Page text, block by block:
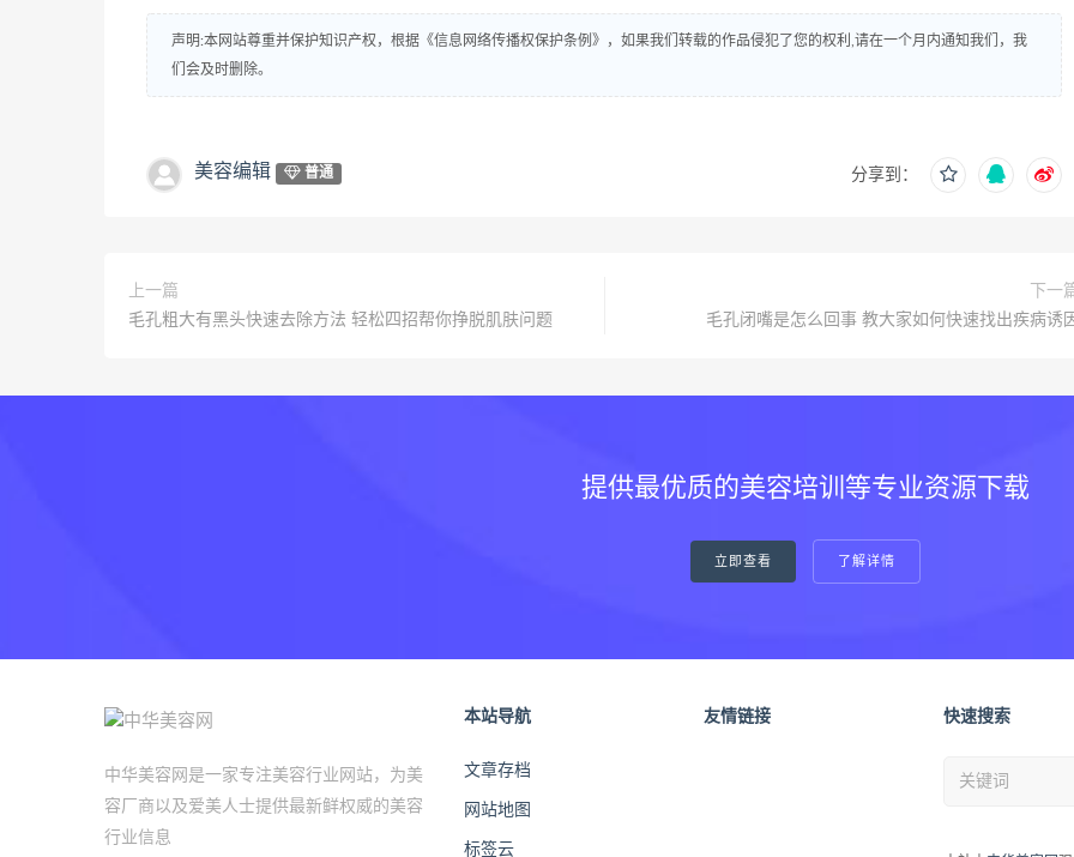
声明:本网站尊重并保护知识产权，根据《信息网络传播权保护条例》，如果我们转载的作品侵犯了您的权利,请在一个月内通知我们，我
们会及时删除。
美容编辑 普通 分享到：
上一篇
毛孔粗大有黑头快速去除方法 轻松四招帮你挣脱肌肤问题
下一
毛孔闭嘴是怎么回事 教大家如何快速找出疾病诱
提供最优质的美容培训等专业资源下载
立即查看 了解详情
中华美容网是一家专注美容行业网站，为美
容厂商以及爱美人士提供最新鲜权威的美容
行业信息
本站导航
文章存档
网站地图
标签云
友情链接 快速搜索